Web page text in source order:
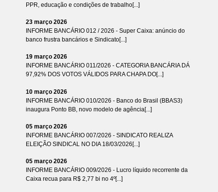
PPR, educação e condições de trabalho[...]
23 março 2026
INFORME BANCÁRIO 012 / 2026 - Super Caixa: anúncio do
banco frustra bancários e Sindicato[...]
19 março 2026
INFORME BANCÁRIO 011/2026 - CATEGORIA BANCÁRIA DÁ
97,92% DOS VOTOS VÁLIDOS PARA CHAPA DO[...]
10 março 2026
INFORME BANCÁRIO 010/2026 - Banco do Brasil (BBAS3)
inaugura Ponto BB, novo modelo de agência[...]
05 março 2026
INFORME BANCÁRIO 007/2026 - SINDICATO REALIZA
ELEIÇÃO SINDICAL NO DIA 18/03/2026[...]
05 março 2026
INFORME BANCÁRIO 009/2026 - Lucro líquido recorrente da
Caixa recua para R$ 2,77 bi no 4º[...]